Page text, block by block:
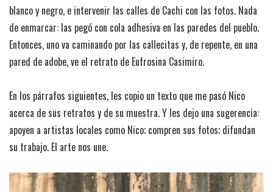
blanco y negro, e intervenir las calles de Cachi con las fotos. Nada
de enmarcar: las pegó con cola adhesiva en las paredes del pueblo.
Entonces, uno va caminando por las callecitas y, de repente, en una
pared de adobe, ve el retrato de Eufrosina Casimiro.
En los párrafos siguientes, les copio un texto que me pasó Nico
acerca de sus retratos y de su muestra. Y les dejo una sugerencia:
apoyen a artistas locales como Nico; compren sus fotos; difundan
su trabajo. El arte nos une.